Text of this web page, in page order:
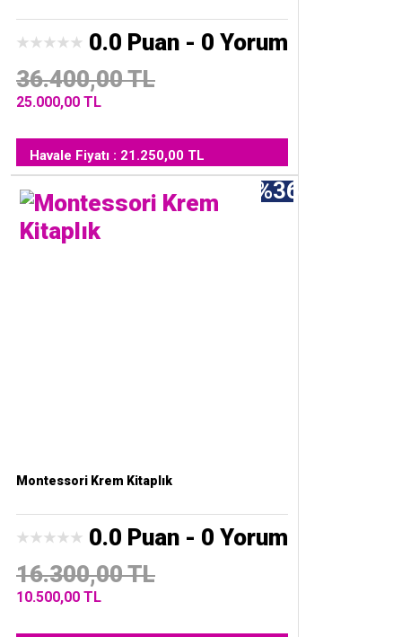
0.0 Puan - 0 Yorum
36.400,00 TL
25.000,00 TL
Havale Fiyatı : 21.250,00 TL
%36
Montessori Krem Kitaplık
0.0 Puan - 0 Yorum
16.300,00 TL
10.500,00 TL